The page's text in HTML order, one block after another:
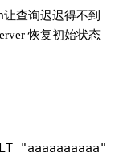
让查询迟迟得不到
恢复初始状态